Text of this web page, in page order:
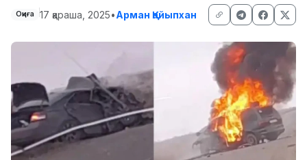
Оқиға 17 қараша, 2025•Арман Қайыпхан